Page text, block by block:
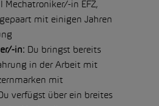
Mechatroniker/-in EFZ,
mit einigen Jahren
in: Du bringst bereits
in der Arbeit mit
mit
verfügst über ein breites